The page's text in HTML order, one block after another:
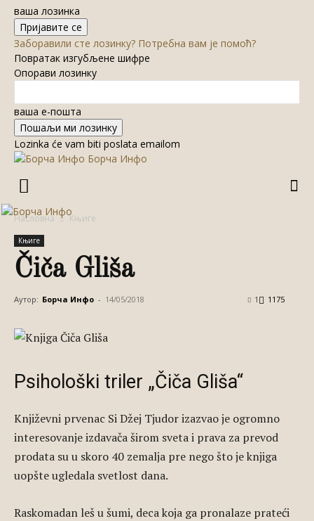
ваша лозинка
Заборавили сте лозинку? Потребна вам је помоћ?
Повратак изгубљене шифре
Опорави лозинку
ваша е-пошта
Lozinka će vam biti poslata emailom
Борча Инфо
Насловна Књиге
Књиге
Čiča Gliša
Аутор: Борча Инфо - 14/05/2018 1175
1
Psihološki triler „Čiča Gliša“
Književni prvenac Si Džej Tjudor izazvao je ogromno
interesovanje izdavača širom sveta i prava za prevod
prodata su u skoro 40 zemalja pre nego što je knjiga
uopšte ugledala svetlost dana.
Raskomadan leš u šumi, deca koja ga pronalaze prateći